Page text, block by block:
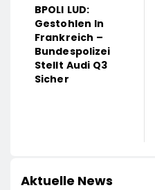
BPOLI LUD:
Gestohlen In
Frankreich –
Bundespolizei
Stellt Audi Q3
Sicher
Aktuelle News